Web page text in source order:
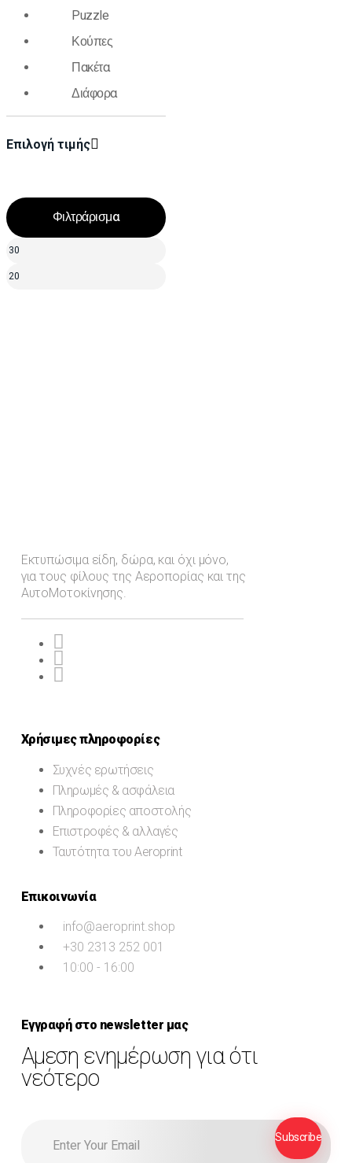
Puzzle
Κούπες
Πακέτα
Διάφορα
Επιλογή τιμής
Φιλτράρισμα
Εκτυπώσιμα είδη, δώρα, και όχι μόνο,
για τους φίλους της Αεροπορίας και της
ΑυτοΜοτοκίνησης.
Χρήσιμες πληροφορίες
Συχνές ερωτήσεις
Πληρωμές & ασφάλεια
Πληροφορίες αποστολής
Επιστροφές & αλλαγές
Ταυτότητα του Aeroprint
Επικοινωνία
info@aeroprint.shop
+30 2313 252 001
10:00 - 16:00
Εγγραφή στο newsletter μας
Αμεση ενημέρωση για ότι
νεότερο